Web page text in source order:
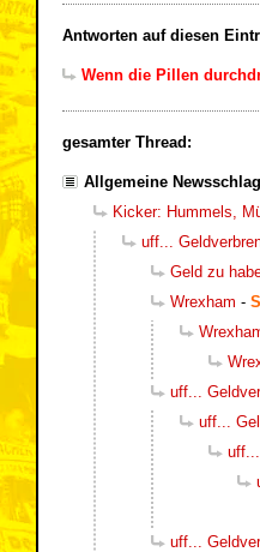
Antworten auf diesen
Wenn die Pillen
gesamter Thread:
Allgemeine
Kicker: Hummels,
uff...
Geld zu
Wrexham -
uff...
uff...
uff...